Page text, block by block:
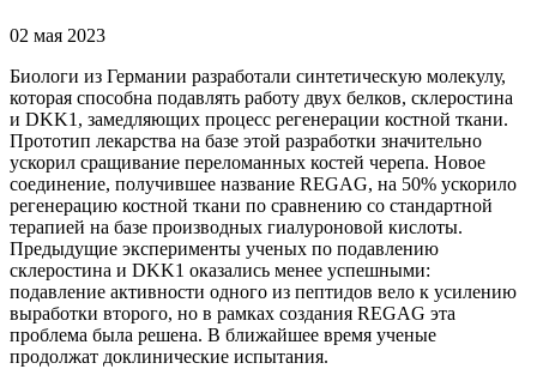
02 мая 2023
Биологи из Германии разработали синтетическую молекулу,
которая способна подавлять работу двух белков, склеростина
и DKK1, замедляющих процесс регенерации костной ткани.
Прототип лекарства на базе этой разработки значительно
ускорил сращивание переломанных костей черепа. Новое
соединение, получившее название REGAG, на 50% ускорило
регенерацию костной ткани по сравнению со стандартной
терапией на базе производных гиалуроновой кислоты.
Предыдущие эксперименты ученых по подавлению
склеростина и DKK1 оказались менее успешными:
подавление активности одного из пептидов вело к усилению
выработки второго, но в рамках создания REGAG эта
проблема была решена. В ближайшее время ученые
продолжат доклинические испытания.